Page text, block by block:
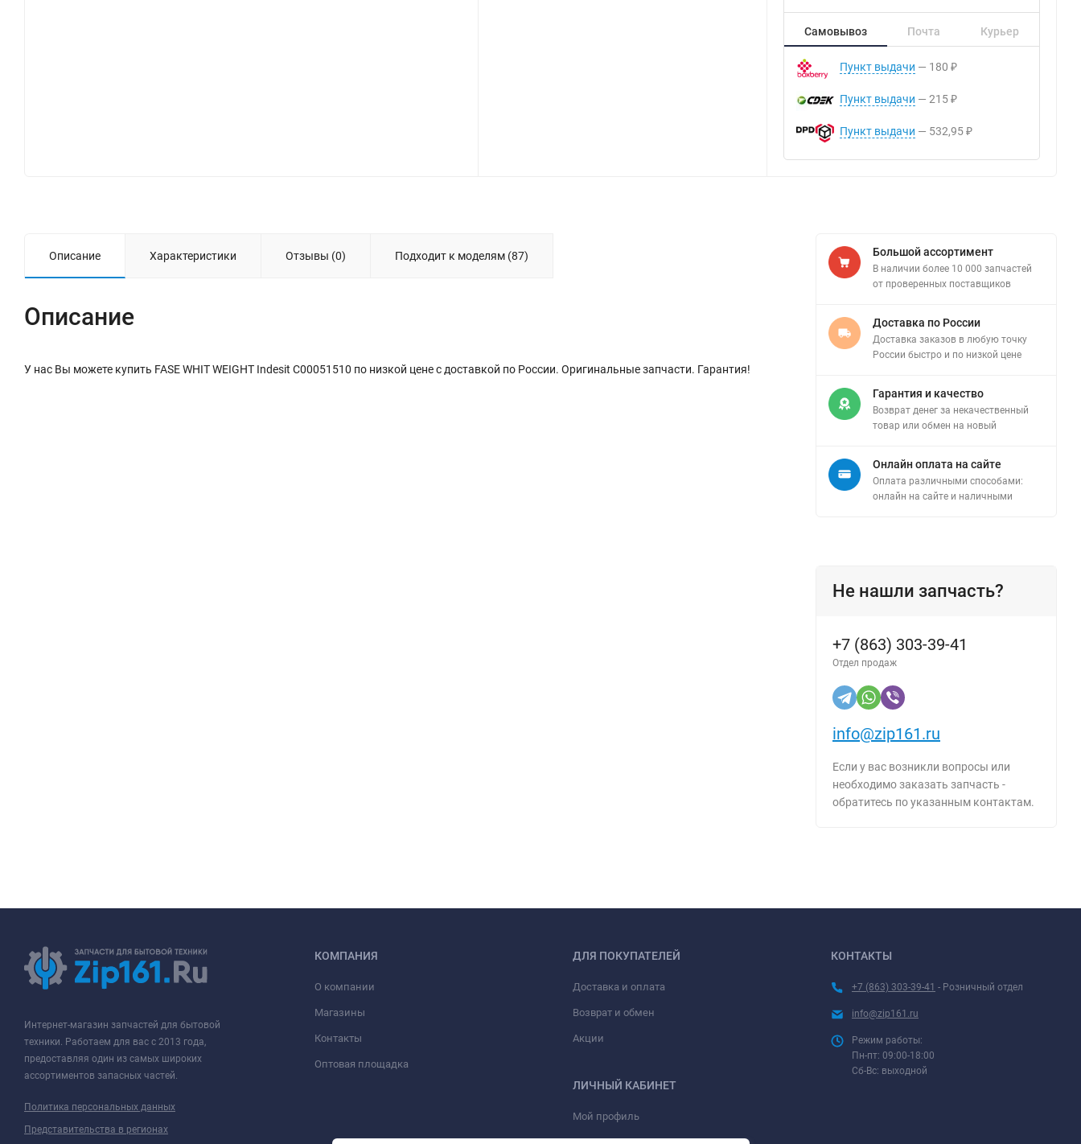
Самовывоз Почта Курьер
Пункт выдачи 180 ₽
Пункт выдачи 215 ₽
Пункт выдачи 532,95 ₽
Описание Характеристики Отзывы (0) Подходит к моделям (87)
Описание
У нас Вы можете купить FASE WHIT WEIGHT Indesit C00051510 по низкой цене с доставкой по России. Оригинальные запчасти. Гарантия!
Большой ассортимент
В наличии более 10 000 запчастей
от проверенных поставщиков
Доставка по России
Доставка заказов в любую точку
России быстро и по низкой цене
Гарантия и качество
Возврат денег за некачественный
товар или обмен на новый
Онлайн оплата на сайте
Оплата различными способами:
онлайн на сайте и наличными
Не нашли запчасть?
+7 (863) 303-39-41
Отдел продаж
info@zip161.ru
Если у вас возникли вопросы или
необходимо заказать запчасть -
обратитесь по указанным контактам.
Интернет-магазин запчастей для бытовой
техники. Работаем для вас с 2013 года,
предоставляя один из самых широких
ассортиментов запасных частей.
Политика персональных данных
Представительства в регионах
КОМПАНИЯ
О компании
Магазины
Контакты
Оптовая площадка
ДЛЯ ПОКУПАТЕЛЕЙ
Доставка и оплата
Возврат и обмен
Акции
ЛИЧНЫЙ КАБИНЕТ
Мой профиль
КОНТАКТЫ
+7 (863) 303-39-41 - Розничный отдел
info@zip161.ru
Режим работы:
Пн-пт: 09:00-18:00
Сб-Вс: выходной